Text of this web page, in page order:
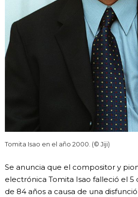
Tomita Isao en el año 2000. (© Jiji)
Se anuncia que el compositor y
electrónica Tomita Isao falleció el 5
de 84 años a causa de una